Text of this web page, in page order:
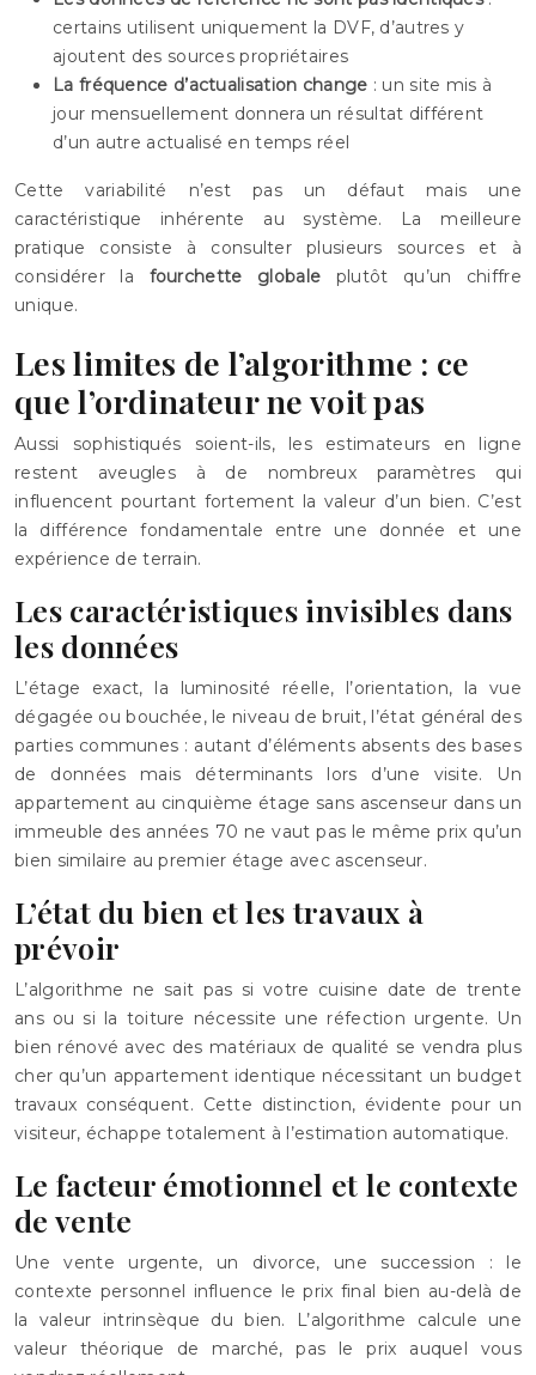
certains utilisent uniquement la DVF, d’autres y
ajoutent des sources propriétaires
La fréquence d’actualisation change : un site mis à
jour mensuellement donnera un résultat différent
d’un autre actualisé en temps réel
Cette variabilité n’est pas un défaut mais une
caractéristique inhérente au système. La meilleure
pratique consiste à consulter plusieurs sources et à
considérer la fourchette globale plutôt qu’un chiffre
unique.
Les limites de l’algorithme : ce
que l’ordinateur ne voit pas
Aussi sophistiqués soient-ils, les estimateurs en ligne
restent aveugles à de nombreux paramètres qui
influencent pourtant fortement la valeur d’un bien. C’est
la différence fondamentale entre une donnée et une
expérience de terrain.
Les caractéristiques invisibles dans
les données
L’étage exact, la luminosité réelle, l’orientation, la vue
dégagée ou bouchée, le niveau de bruit, l’état général des
parties communes : autant d’éléments absents des bases
de données mais déterminants lors d’une visite. Un
appartement au cinquième étage sans ascenseur dans un
immeuble des années 70 ne vaut pas le même prix qu’un
bien similaire au premier étage avec ascenseur.
L’état du bien et les travaux à
prévoir
L’algorithme ne sait pas si votre cuisine date de trente
ans ou si la toiture nécessite une réfection urgente. Un
bien rénové avec des matériaux de qualité se vendra plus
cher qu’un appartement identique nécessitant un budget
travaux conséquent. Cette distinction, évidente pour un
visiteur, échappe totalement à l’estimation automatique.
Le facteur émotionnel et le contexte
de vente
Une vente urgente, un divorce, une succession : le
contexte personnel influence le prix final bien au-delà de
la valeur intrinsèque du bien. L’algorithme calcule une
valeur théorique de marché, pas le prix auquel vous